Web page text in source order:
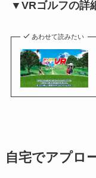
▼VRゴルフの詳
あわせて読みたい
自宅でアプロ